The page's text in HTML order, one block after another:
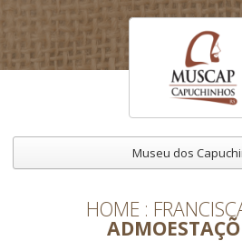
Museu dos
HOME